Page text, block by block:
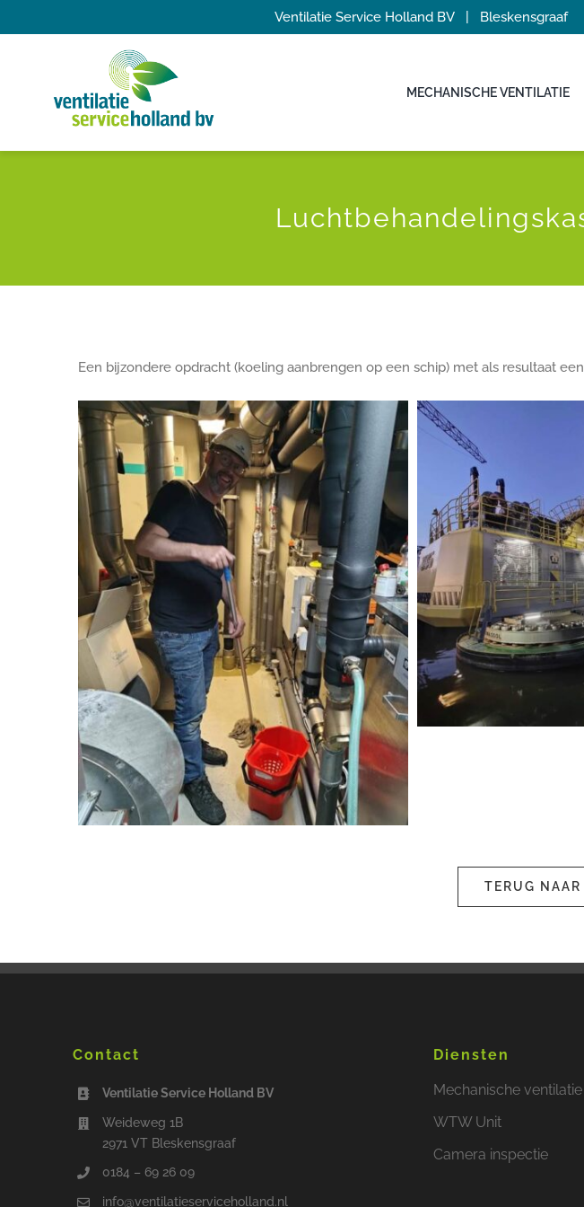
Ventilatie Service Holland BV | Bleskensgraaf
MECHANISCHE VENTILATIE
Een bijzondere opdracht (koeling aanbrengen op een schip) met als resultaat
TERUG NAAR
Contact
Ventilatie Service Holland BV
Weideweg 1B
2971 VT Bleskensgraaf
0184 – 69 26 09
info@ventilatieserviceholland.nl
Diensten
Mechanische ventilatie
WTW Unit
Camera inspectie